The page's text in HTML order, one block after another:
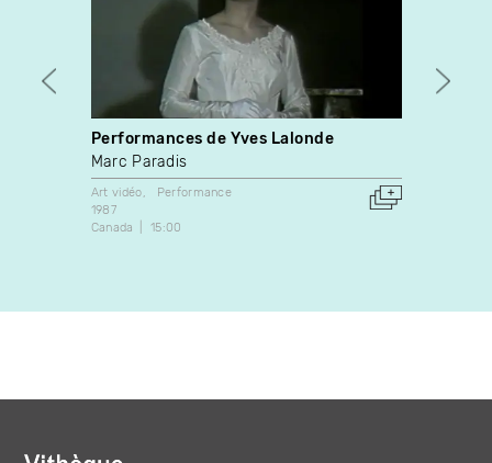
Performances de Yves Lalonde
Marc Paradis
Art vidéo
Performance
1987
Canada
15:00